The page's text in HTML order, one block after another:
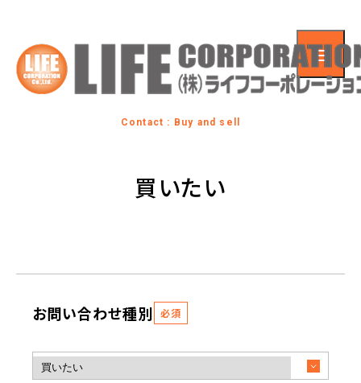
Contact : Buy and sell
買いたい
お問い合わせ種別 必須